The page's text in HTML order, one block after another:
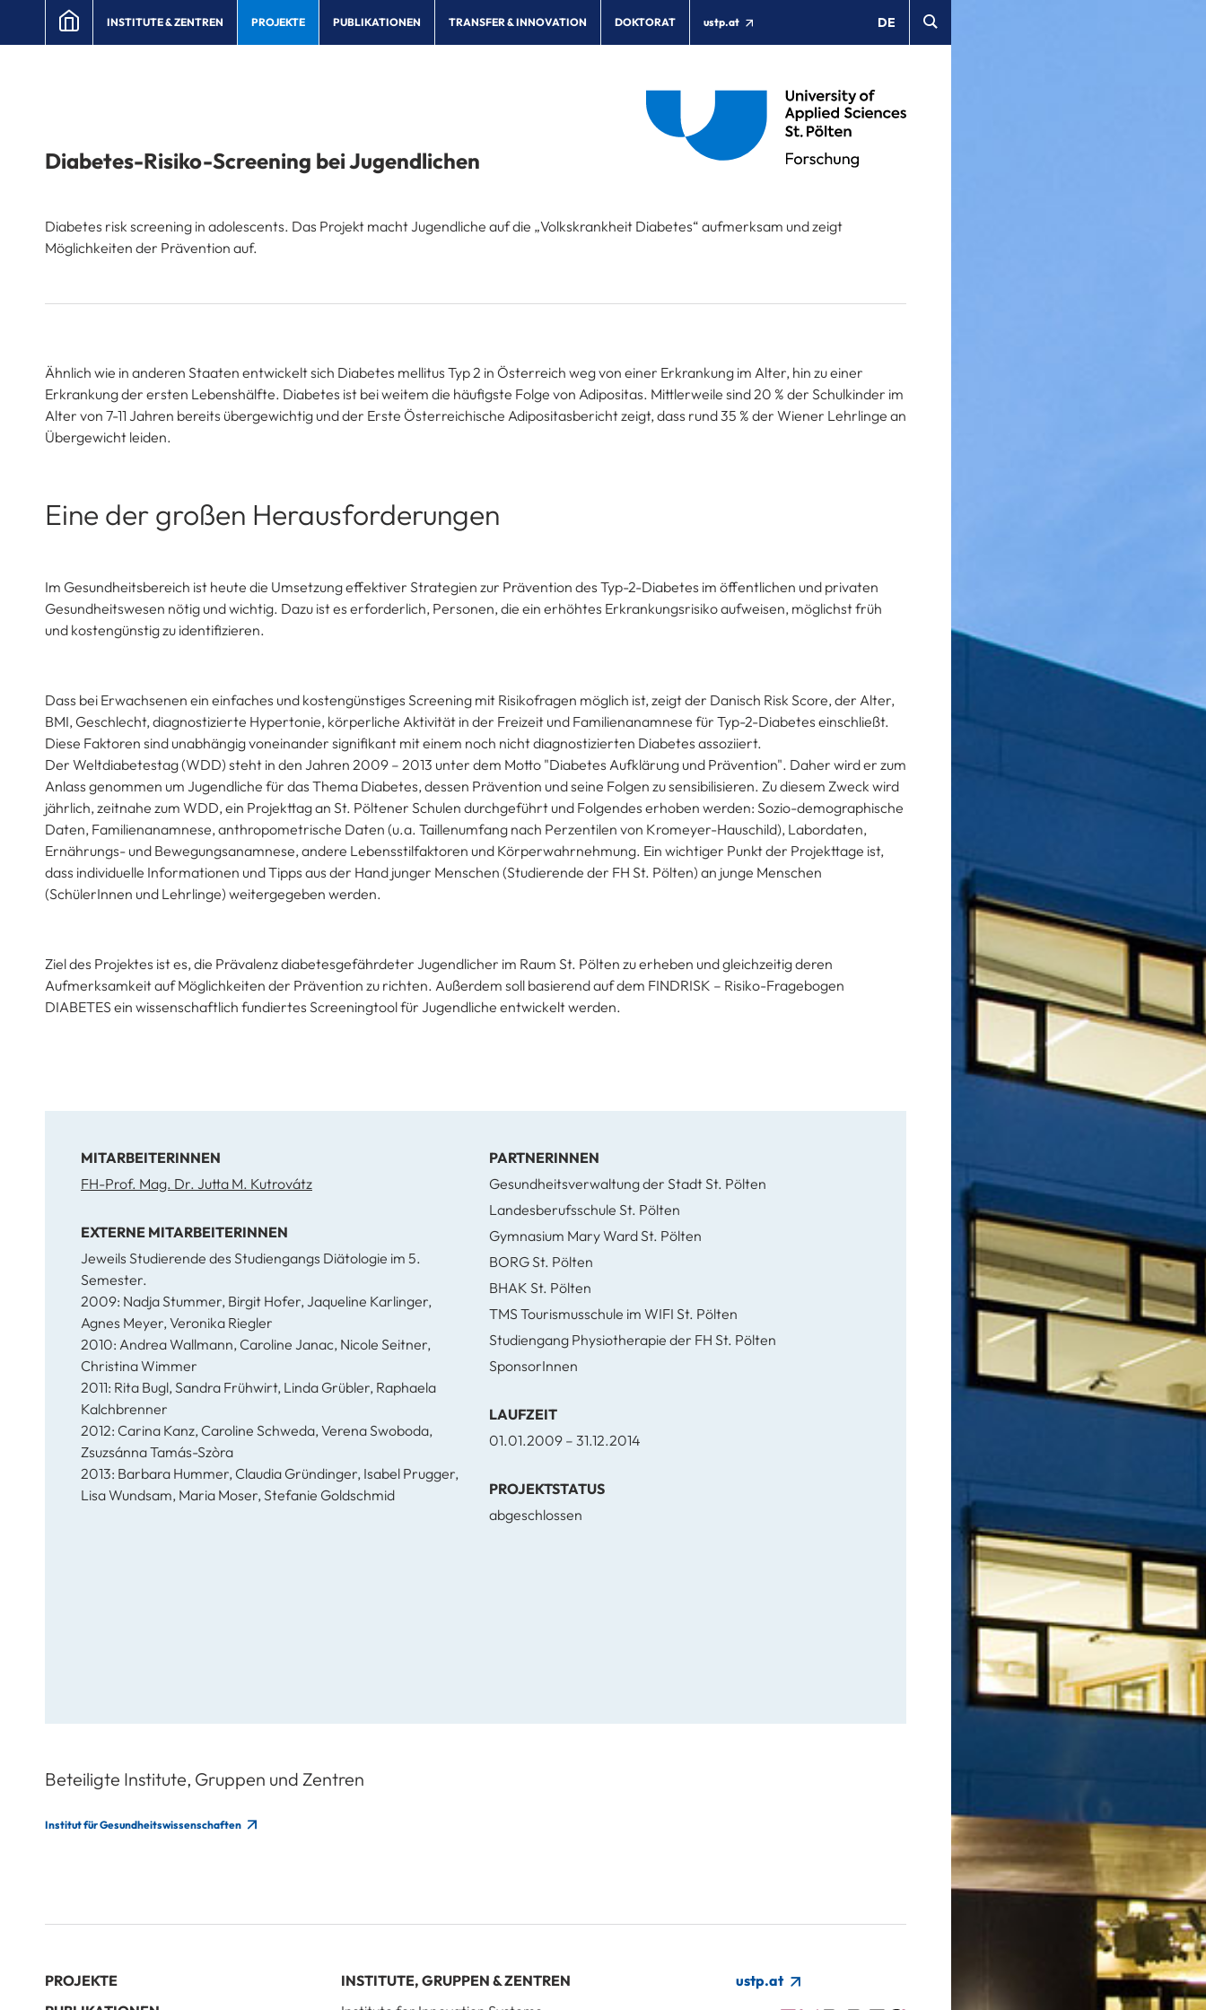
INSTITUTE & ZENTREN PROJEKTE PUBLIKATIONEN TRANSFER & INNOVATION DOKTORAT ustp.at DE
Diabetes-Risiko-Screening bei Jugendlichen
Diabetes risk screening in adolescents. Das Projekt macht Jugendliche auf die „Volkskrankheit Diabetes“ aufmerksam und zeigt
Möglichkeiten der Prävention auf.
Ähnlich wie in anderen Staaten entwickelt sich Diabetes mellitus Typ 2 in Österreich weg von einer Erkrankung im Alter, hin zu einer
Erkrankung der ersten Lebenshälfte. Diabetes ist bei weitem die häufigste Folge von Adipositas. Mittlerweile sind 20 % der Schulkinder im
Alter von 7-11 Jahren bereits übergewichtig und der Erste Österreichische Adipositasbericht zeigt, dass rund 35 % der Wiener Lehrlinge an
Übergewicht leiden.
Eine der großen Herausforderungen
Im Gesundheitsbereich ist heute die Umsetzung effektiver Strategien zur Prävention des Typ-2-Diabetes im öffentlichen und privaten
Gesundheitswesen nötig und wichtig. Dazu ist es erforderlich, Personen, die ein erhöhtes Erkrankungsrisiko aufweisen, möglichst früh
und kostengünstig zu identifizieren.
Dass bei Erwachsenen ein einfaches und kostengünstiges Screening mit Risikofragen möglich ist, zeigt der Danisch Risk Score, der Alter,
BMI, Geschlecht, diagnostizierte Hypertonie, körperliche Aktivität in der Freizeit und Familienanamnese für Typ-2-Diabetes einschließt.
Diese Faktoren sind unabhängig voneinander signifikant mit einem noch nicht diagnostizierten Diabetes assoziiert.
Der Weltdiabetestag (WDD) steht in den Jahren 2009 – 2013 unter dem Motto "Diabetes Aufklärung und Prävention". Daher wird er zum
Anlass genommen um Jugendliche für das Thema Diabetes, dessen Prävention und seine Folgen zu sensibilisieren. Zu diesem Zweck wird
jährlich, zeitnahe zum WDD, ein Projekttag an St. Pöltener Schulen durchgeführt und Folgendes erhoben werden: Sozio-demographische
Daten, Familienanamnese, anthropometrische Daten (u.a. Taillenumfang nach Perzentilen von Kromeyer-Hauschild), Labordaten,
Ernährungs- und Bewegungsanamnese, andere Lebensstilfaktoren und Körperwahrnehmung. Ein wichtiger Punkt der Projekttage ist,
dass individuelle Informationen und Tipps aus der Hand junger Menschen (Studierende der FH St. Pölten) an junge Menschen
(SchülerInnen und Lehrlinge) weitergegeben werden.
Ziel des Projektes ist es, die Prävalenz diabetesgefährdeter Jugendlicher im Raum St. Pölten zu erheben und gleichzeitig deren
Aufmerksamkeit auf Möglichkeiten der Prävention zu richten. Außerdem soll basierend auf dem FINDRISK – Risiko-Fragebogen
DIABETES ein wissenschaftlich fundiertes Screeningtool für Jugendliche entwickelt werden.
MITARBEITERINNEN
FH-Prof. Mag. Dr. Jutta M. Kutrovátz
EXTERNE MITARBEITERINNEN
Jeweils Studierende des Studiengangs Diätologie im 5.
Semester.
2009: Nadja Stummer, Birgit Hofer, Jaqueline Karlinger,
Agnes Meyer, Veronika Riegler
2010: Andrea Wallmann, Caroline Janac, Nicole Seitner,
Christina Wimmer
2011: Rita Bugl, Sandra Frühwirt, Linda Grübler, Raphaela
Kalchbrenner
2012: Carina Kanz, Caroline Schweda, Verena Swoboda,
Zsuzsánna Tamás-Szòra
2013: Barbara Hummer, Claudia Gründinger, Isabel Prugger,
Lisa Wundsam, Maria Moser, Stefanie Goldschmid
PARTNERINNEN
Gesundheitsverwaltung der Stadt St. Pölten
Landesberufsschule St. Pölten
Gymnasium Mary Ward St. Pölten
BORG St. Pölten
BHAK St. Pölten
TMS Tourismusschule im WIFI St. Pölten
Studiengang Physiotherapie der FH St. Pölten
SponsorInnen
LAUFZEIT
01.01.2009 – 31.12.2014
PROJEKTSTATUS
abgeschlossen
Beteiligte Institute, Gruppen und Zentren
Institut für Gesundheitswissenschaften
PROJEKTE
INSTITUTE, GRUPPEN & ZENTREN
ustp.at